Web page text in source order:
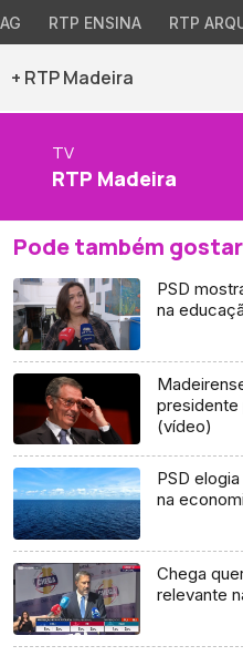
RTP ENSINA RTP
+ RTP Madeira
TV
RTP Madeira
Pode também gostar
PSD
na
presidente
(vídeo)
PSD
na
Chega
relevante